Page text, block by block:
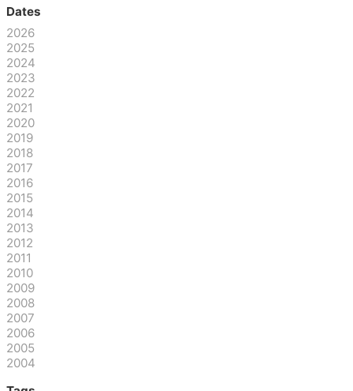
Dates
2026
2025
2024
2023
2022
2021
2020
2019
2018
2017
2016
2015
2014
2013
2012
2011
2010
2009
2008
2007
2006
2005
2004